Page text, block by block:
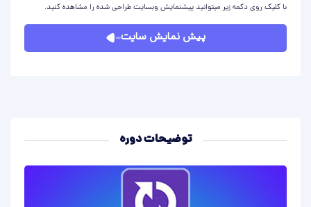
با کلیک روی دکمه زیر میتوانید پیشنمایش وبسایت طراحی شده را مشاهده کنید.
پیش نمایش سایت
توضیحات دوره